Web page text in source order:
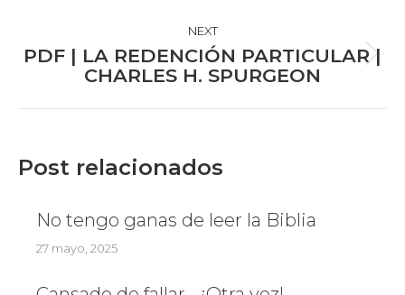
NEXT
Next
PDF | LA REDENCIÓN PARTICULAR |
CHARLES H. SPURGEON
Post relacionados
No tengo ganas de leer la Biblia
27 mayo, 2025